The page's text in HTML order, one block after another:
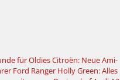
für OldiesCitroën: Neue Ami-
Ford Ranger Holly Green: Alles